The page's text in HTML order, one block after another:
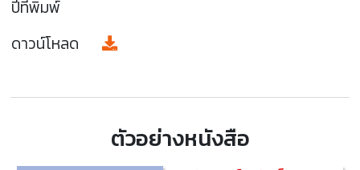
ปีที่พิมพ์
ดาวน์โหลด
ตัวอย่างหนังสือ